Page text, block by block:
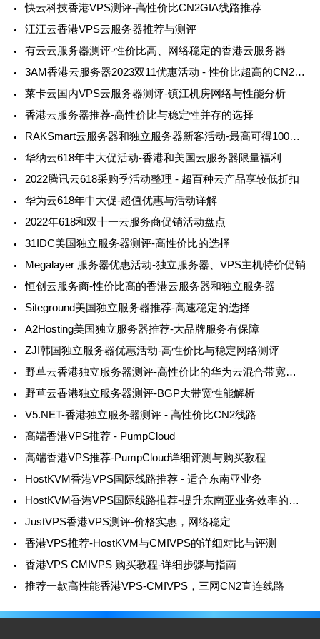
快云科技香港VPS测评-高性价比CN2GIA线路推荐
汪汪云香港VPS云服务器推荐与测评
有云云服务器测评-性价比高、网络稳定的香港云服务器
3AM香港云服务器2023双11优惠活动 - 性价比超高的CN2线路三网直连
莱卡云国内VPS云服务器测评-镇江机房网络与性能分析
香港云服务器推荐-高性价比与稳定性并存的选择
RAKSmart云服务器和独立服务器新客活动-最高可得100美元优惠
华纳云618年中大促活动-香港和美国云服务器限量福利
2022腾讯云618采购季活动整理 - 超百种云产品享较低折扣
华为云618年中大促-超值优惠与活动详解
2022年618和双十一云服务商促销活动盘点
31IDC美国独立服务器测评-高性价比的选择
Megalayer 服务器优惠活动-独立服务器、VPS主机特价促销
恒创云服务商-性价比高的香港云服务器和独立服务器
Siteground美国独立服务器推荐-高速稳定的选择
A2Hosting美国独立服务器推荐-大品牌服务有保障
ZJI韩国独立服务器优惠活动-高性价比与稳定网络测评
野草云香港独立服务器测评-高性价比的华为云混合带宽选择
野草云香港独立服务器测评-BGP大带宽性能解析
V5.NET-香港独立服务器测评 - 高性价比CN2线路
高端香港VPS推荐 - PumpCloud
高端香港VPS推荐-PumpCloud详细评测与购买教程
HostKVM香港VPS国际线路推荐 - 适合东南亚业务
HostKVM香港VPS国际线路推荐-提升东南亚业务效率的最佳选择
JustVPS香港VPS测评-价格实惠，网络稳定
香港VPS推荐-HostKVM与CMIVPS的详细对比与评测
香港VPS CMIVPS 购买教程-详细步骤与指南
推荐一款高性能香港VPS-CMIVPS，三网CN2直连线路